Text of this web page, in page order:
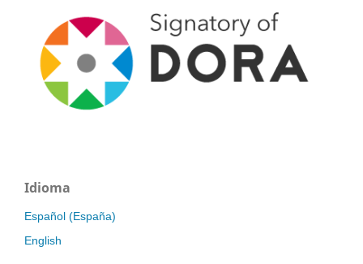
Idioma
Español (España)
English